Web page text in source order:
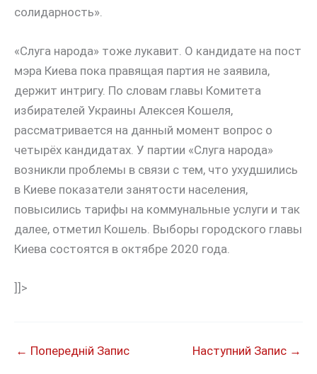
солидарность».
«Слуга народа» тоже лукавит. О кандидате на пост
мэра Киева пока правящая партия не заявила,
держит интригу. По словам главы Комитета
избирателей Украины Алексея Кошеля,
рассматривается на данный момент вопрос о
четырёх кандидатах. У партии «Слуга народа»
возникли проблемы в связи с тем, что ухудшились
в Киеве показатели занятости населения,
повысились тарифы на коммунальные услуги и так
далее, отметил Кошель. Выборы городского главы
Киева состоятся в октябре 2020 года.
]]>
← Попередній Запис Наступний Запис →